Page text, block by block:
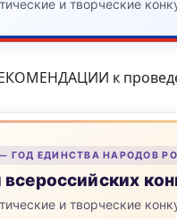
и творческие
к
ГОД ЕДИНСТВА НАРОДОВ
всероссийских
и творческие